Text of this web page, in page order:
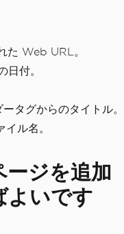
style
{total-pa
.
RenderTh
,
Asp
た Web URL。
日付。
タグからのタイトル。
ル名。
ジを追加
よいです